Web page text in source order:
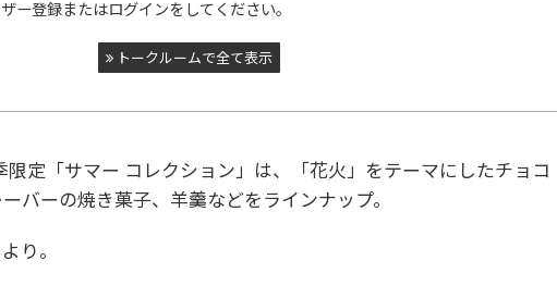
ー登録またはログインをしてください。
トークルームで全て表示
限定「サマー コレクション」は、「花火」をテーマにしたチョコ
バーの焼き菓子、羊羹などをラインナップ。
り。